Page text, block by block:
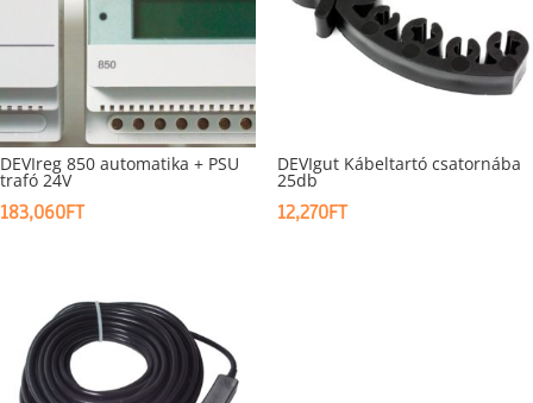
DEVIreg 850 automatika + PSU
trafó 24V
183,060FT
DEVIgut Kábeltartó csatornába
25db
12,270FT